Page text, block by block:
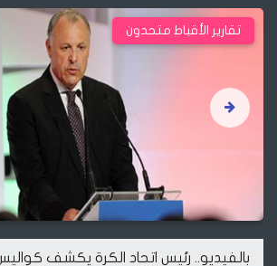
تقارير الأقباط متحدون
بالفيديو.. رئيس اتحاد الكرة يكشف